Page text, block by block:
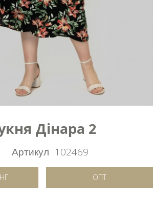
Дінара 2
Артикул 102469
ОПТ